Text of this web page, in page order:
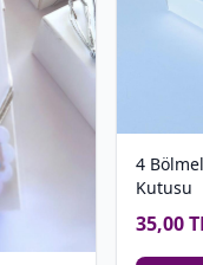
4
Kutusu
35,00